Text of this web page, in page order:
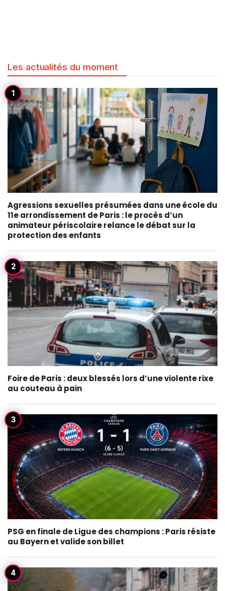
Les actualités du moment
Agressions sexuelles présumées dans une école du
11e arrondissement de Paris : le procès d’un
animateur périscolaire relance le débat sur la
protection des enfants
Foire de Paris : deux blessés lors d’une violente rixe
au couteau à pain
PSG en finale de Ligue des champions : Paris résiste
au Bayern et valide son billet